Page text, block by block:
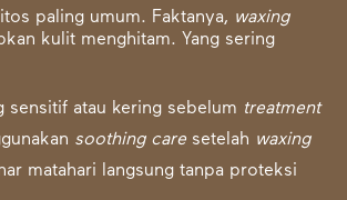
paling umum. Faktanya, waxing
kulit menghitam. Yang sering
sensitif atau kering sebelum treatment
soothing care setelah waxing
matahari langsung tanpa proteksi